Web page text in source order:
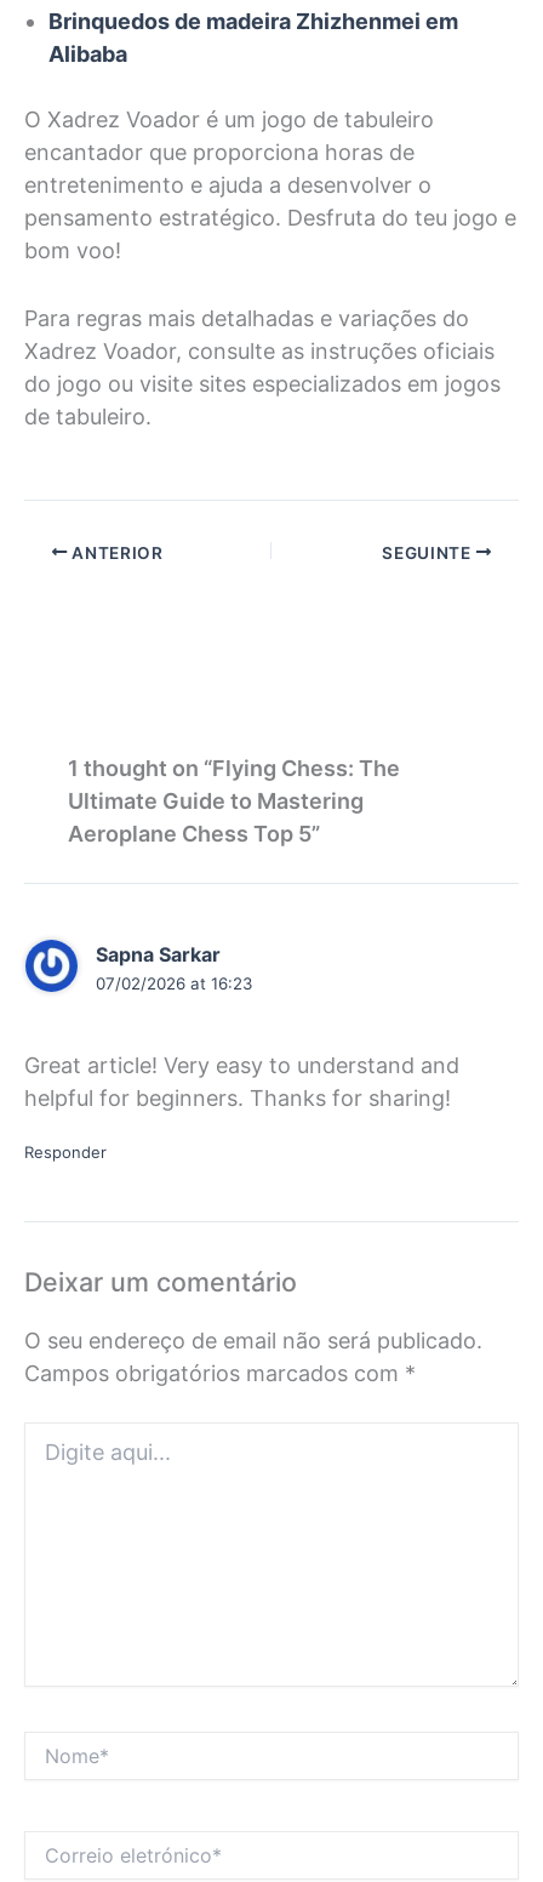
Brinquedos de madeira Zhizhenmei em
Alibaba
O Xadrez Voador é um jogo de tabuleiro
encantador que proporciona horas de
entretenimento e ajuda a desenvolver o
pensamento estratégico. Desfruta do teu jogo e
bom voo!
Para regras mais detalhadas e variações do
Xadrez Voador, consulte as instruções oficiais
do jogo ou visite sites especializados em jogos
de tabuleiro.
ANTERIOR SEGUINTE
1 thought on “Flying Chess: The
Ultimate Guide to Mastering
Aeroplane Chess Top 5”
Sapna Sarkar
07/02/2026 at 16:23
Great article! Very easy to understand and
helpful for beginners. Thanks for sharing!
Responder
Deixar um comentário
O seu endereço de email não será publicado.
Campos obrigatórios marcados com *
aqui...
eletrónico*